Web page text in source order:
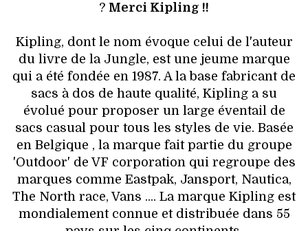
? Merci Kipling !!
Kipling, dont le nom évoque celui de l'auteur
du livre de la Jungle, est une jeume marque
qui a été fondée en 1987. A la base fabricant de
sacs à dos de haute qualité, Kipling a su
évolué pour proposer un large éventail de
sacs casual pour tous les styles de vie. Basée
en Belgique , la marque fait partie du groupe
'Outdoor' de VF corporation qui regroupe des
marques comme Eastpak, Jansport, Nautica,
The North race, Vans .... La marque Kipling est
mondialement connue et distribuée dans 55